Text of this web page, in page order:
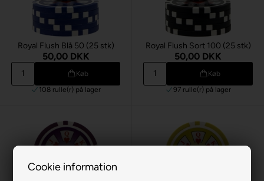
Cookie information
Royal Flush Blå 50 (25 stk)
50,00 DKK
Køb
108 rulle(r) på lager
Royal Flush Sort 100 (25 stk)
50,00 DKK
Køb
97 rulle(r) på lager